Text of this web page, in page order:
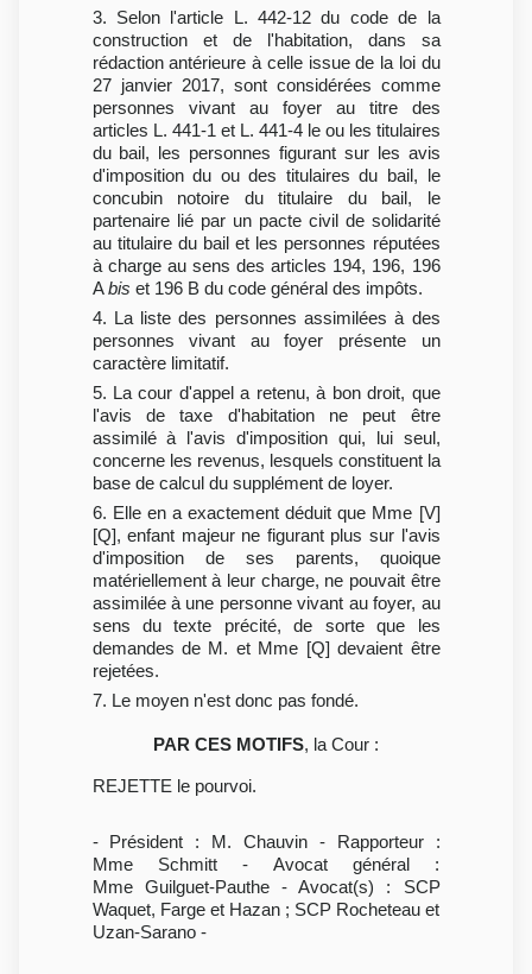
3. Selon l'article L. 442-12 du code de la
construction et de l'habitation, dans sa
rédaction antérieure à celle issue de la loi du
27 janvier 2017, sont considérées comme
personnes vivant au foyer au titre des
articles L. 441-1 et L. 441-4 le ou les titulaires
du bail, les personnes figurant sur les avis
d'imposition du ou des titulaires du bail, le
concubin notoire du titulaire du bail, le
partenaire lié par un pacte civil de solidarité
au titulaire du bail et les personnes réputées
à charge au sens des articles 194, 196, 196
Abis et 196 B du code général des impôts.
4. La liste des personnes assimilées à des
personnes vivant au foyer présente un
caractère limitatif.
5. La cour d'appel a retenu, à bon droit, que
l'avis de taxe d'habitation ne peut être
assimilé à l'avis d'imposition qui, lui seul,
concerne les revenus, lesquels constituent la
base de calcul du supplément de loyer.
6. Elle en a exactement déduit que Mme [V]
[Q], enfant majeur ne figurant plus sur l'avis
d'imposition de ses parents, quoique
matériellement à leur charge, ne pouvait être
assimilée à une personne vivant au foyer, au
sens du texte précité, de sorte que les
demandes de M. et Mme [Q] devaient être
rejetées.
7. Le moyen n'est donc pas fondé.
PAR CES MOTIFS, la Cour :
REJETTE le pourvoi.
- Président : M. Chauvin - Rapporteur :
Mme Schmitt - Avocat général :
Mme Guilguet-Pauthe - Avocat(s) : SCP
Waquet, Farge et Hazan ; SCP Rocheteau et
Uzan-Sarano -